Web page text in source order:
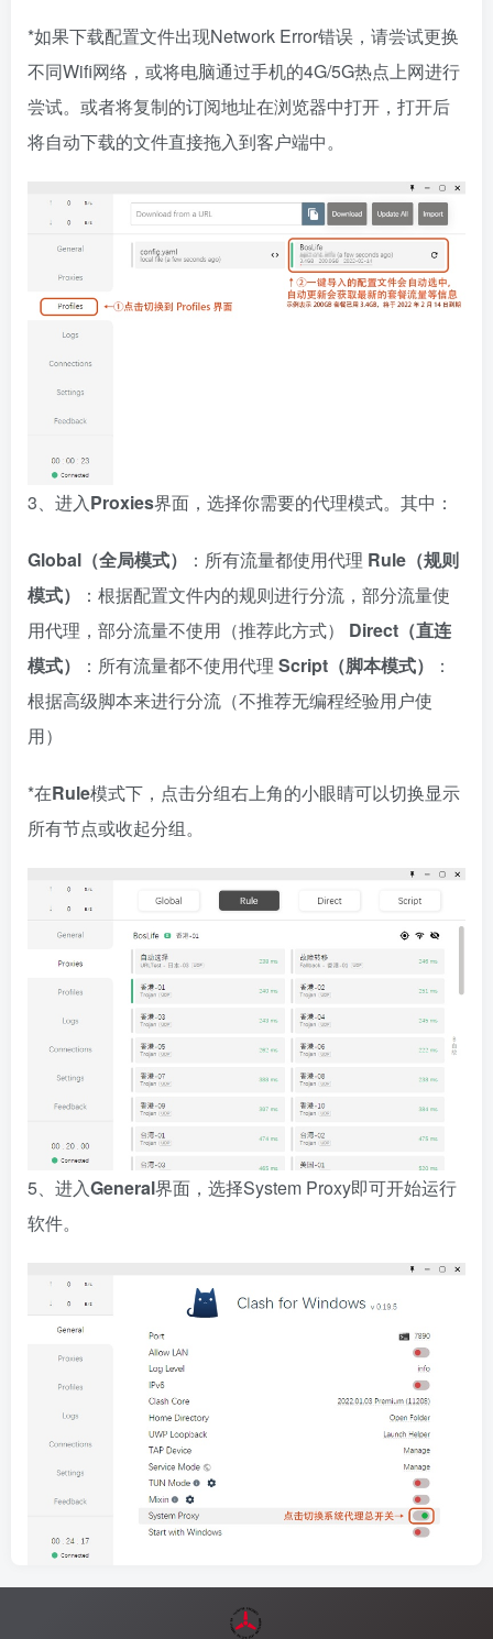
*如果下载配置文件出现Network Error错误，请尝试更换
不同Wifi网络，或将电脑通过手机的4G/5G热点上网进行
尝试。或者将复制的订阅地址在浏览器中打开，打开后
将自动下载的文件直接拖入到客户端中。
3、进入Proxies界面，选择你需要的代理模式。其中：
Global（全局模式） ：所有流量都使用代理 Rule（规则
模式）
：根据配置文件内的规则进行分流，部分流量使
用代理，部分流量不使用（推荐此方式） Direct（直连
模式）
：所有流量都不使用代理 Script（脚本模式）
：
根据高级脚本来进行分流（不推荐无编程经验用户使
用）
*在Rule模式下，点击分组右上角的小眼睛可以切换显示
所有节点或收起分组。
5、进入General界面，选择System Proxy即可开始运行
软件。